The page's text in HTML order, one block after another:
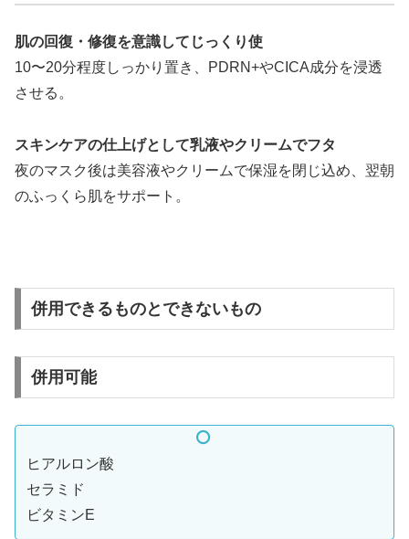
肌の回復・修復を意識してじっくり使
10〜20分程度しっかり置き、PDRN+やCICA成分を浸透
させる。
スキンケアの仕上げとして乳液やクリームでフタ
夜のマスク後は美容液やクリームで保湿を閉じ込め、翌朝
のふっくら肌をサポート。
併用できるものとできないもの
併用可能
ヒアルロン酸
セラミド
ビタミンE